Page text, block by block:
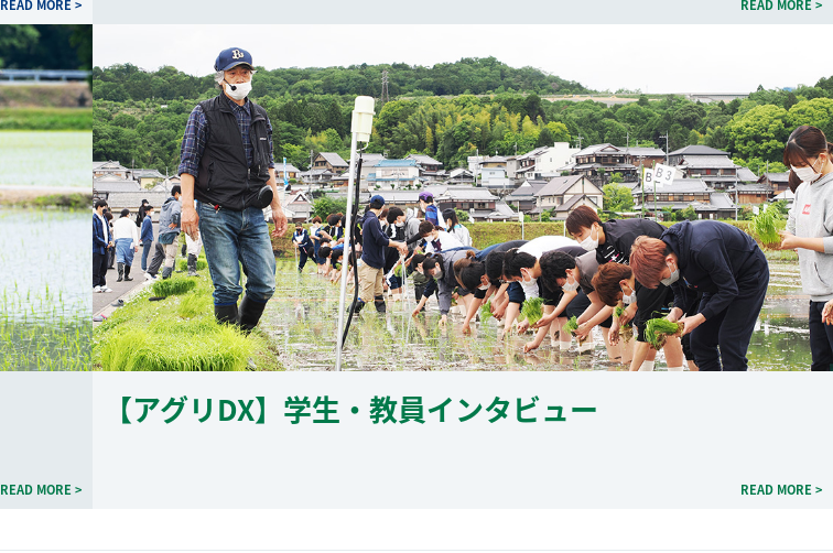
READ MORE > READ MORE >
READ MORE >
【アグリDX】学生・教員インタビュー
READ MORE >